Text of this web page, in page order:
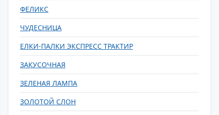
ФЕЛИКС
ЧУДЕСНИЦА
ЕЛКИ-ПАЛКИ ЭКСПРЕСС ТРАКТИР
ЗАКУСОЧНАЯ
ЗЕЛЕНАЯ ЛАМПА
ЗОЛОТОЙ СЛОН